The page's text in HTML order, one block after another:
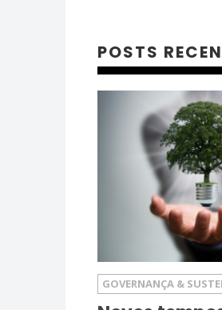
POSTS
GOVERNANÇA &